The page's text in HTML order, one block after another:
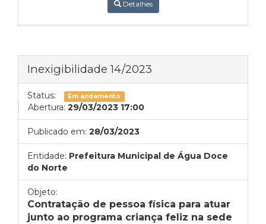
Detalhes
Inexigibilidade 14/2023
Status: Em andamento
Abertura: 29/03/2023 17:00
Publicado em: 28/03/2023
Entidade: Prefeitura Municipal de Água Doce
do Norte
Objeto:
Contratação de pessoa física para atuar
junto ao programa criança feliz na sede